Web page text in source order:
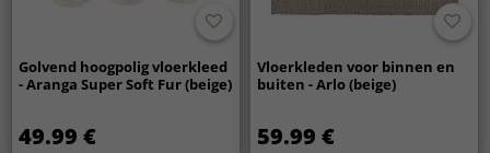
Golvend hoogpolig vloerkleed
- Aranga Super Soft Fur (beige)
49.99 €
Vloerkleden voor binnen en
buiten - Arlo (beige)
59.99 €